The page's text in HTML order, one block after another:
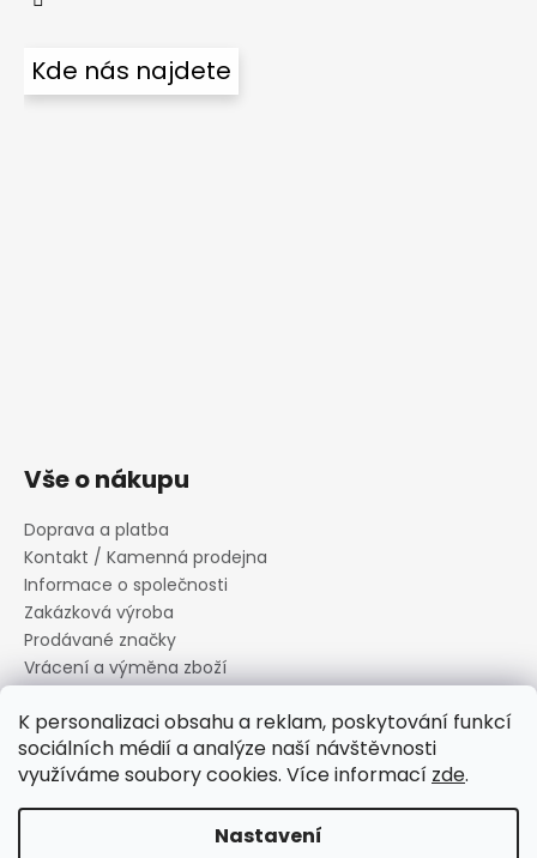
K personalizaci obsahu a reklam, poskytování funkcí
sociálních médií a analýze naší návštěvnosti
využíváme soubory cookies. Více informací zde.
Nastavení
Kde nás najdete
Vše o nákupu
Doprava a platba
Kontakt / Kamenná prodejna
Informace o společnosti
Zakázková výroba
Prodávané značky
Vrácení a výměna zboží
Informace o souborech cookies
Reklamační řád
Obchodní podmínky